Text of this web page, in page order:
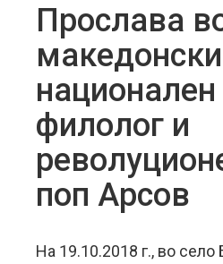
Прослава
македонски
национален
филолог и
поп Арсов
На 19.10.2018 г., во село